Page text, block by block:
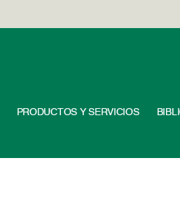
PRODUCTOS Y SERVICIOS